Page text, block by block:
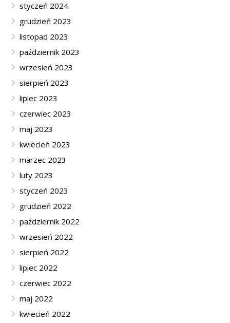
styczeń 2024
grudzień 2023
listopad 2023
październik 2023
wrzesień 2023
sierpień 2023
lipiec 2023
czerwiec 2023
maj 2023
kwiecień 2023
marzec 2023
luty 2023
styczeń 2023
grudzień 2022
październik 2022
wrzesień 2022
sierpień 2022
lipiec 2022
czerwiec 2022
maj 2022
kwiecień 2022